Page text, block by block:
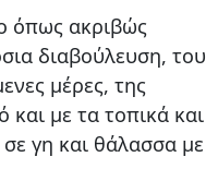
όπως ακριβώς
διαβούλευση, του
μέρες, της
με τα τοπικά και
σε γη και θάλασσα με